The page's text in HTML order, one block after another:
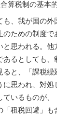
算税制の基本
も、我が国の外
のための制度で
思われる。他
あるとしても、
ると、「課税繰
に思われ、対処
ているものが、
租税回避」も